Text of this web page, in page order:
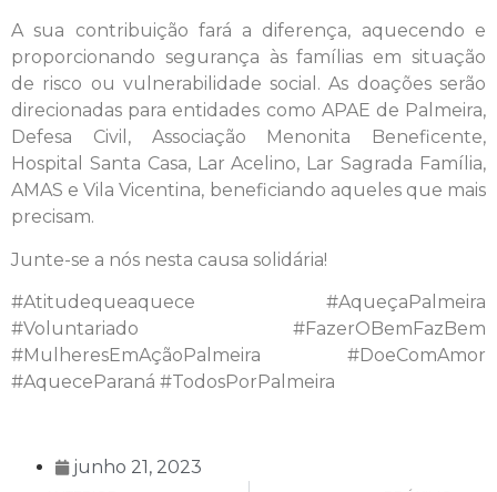
A sua contribuição fará a diferença, aquecendo e
proporcionando segurança às famílias em situação
de risco ou vulnerabilidade social. As doações serão
direcionadas para entidades como APAE de Palmeira,
Defesa Civil, Associação Menonita Beneficente,
Hospital Santa Casa, Lar Acelino, Lar Sagrada Família,
AMAS e Vila Vicentina, beneficiando aqueles que mais
precisam.
Junte-se a nós nesta causa solidária!
#Atitudequeaquece #AqueçaPalmeira
#Voluntariado #FazerOBemFazBem
#MulheresEmAçãoPalmeira #DoeComAmor
#AqueceParaná #TodosPorPalmeira
junho 21, 2023